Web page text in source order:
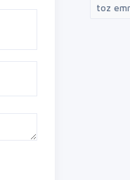
toz